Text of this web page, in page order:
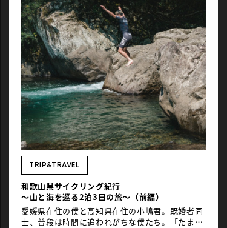
離：58.23kmタイム：3時間6分獲得標高：733m
特徴：変化に富んだ設計で、リアス式海岸の絶景
を満喫 二日目のルートの計画段階で興味深いこと
に気づいた。西向きのリアス式海岸と内陸の街と
いう条件が愛媛県西予市の海岸地形と酷似してい
るのだ。地理的特性の類似が風土や景観にどのよ
うな影響を与えているのかという視点もこのルー
トを走る楽しみの一つとなった。 目次 1. 朝
6:30、涼風と共に始まる海岸ライド2. 由良海釣り
公園〜瀬戸内海文化圏との共通性を発見3. 立巌
岩〜天然の額縁が織りなす絶景アート4. 内陸部
へ〜暗闇のトンネルと地元の純喫茶5. 最西端への
挑戦〜紀伊日ノ御埼灯台6. 旅の終わりに〜立ち寄
り温泉「みちしおの湯」 1. 朝6:30、涼風と共に
始まる海岸ライド 僕らは定刻通りバイクに跨り走
り始めた。昨日の疲れは身体の奥底に沈殿してい
るけれど、旅先の早起きはまるで魔法にかかった
ように苦にならなかった。早朝の海岸線には散歩
を楽しむ地元住民やビーチキャンプを満喫する家
[…]
TRIP&TRAVEL
和歌山県サイクリング紀行
〜山と海を巡る2泊3日の旅〜（前編）
愛媛県在住の僕と高知県在住の小嶋君。既婚者同
士、普段は時間に追われがちな僕たち。「たまに